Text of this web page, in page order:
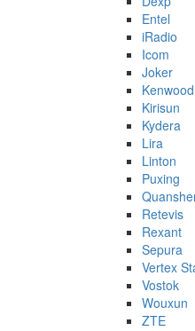
Entel
iRadio
Icom
Joker
Kenwood
Kirisun
Kydera
Lira
Linton
Puxing
Retevis
Rexant
Sepura
Vertex
Vostok
Wouxun
ZTE